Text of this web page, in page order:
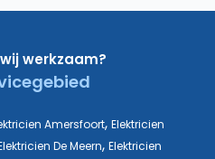
werkzaam?
Amersfoort, Elektricien
De Meern, Elektricien